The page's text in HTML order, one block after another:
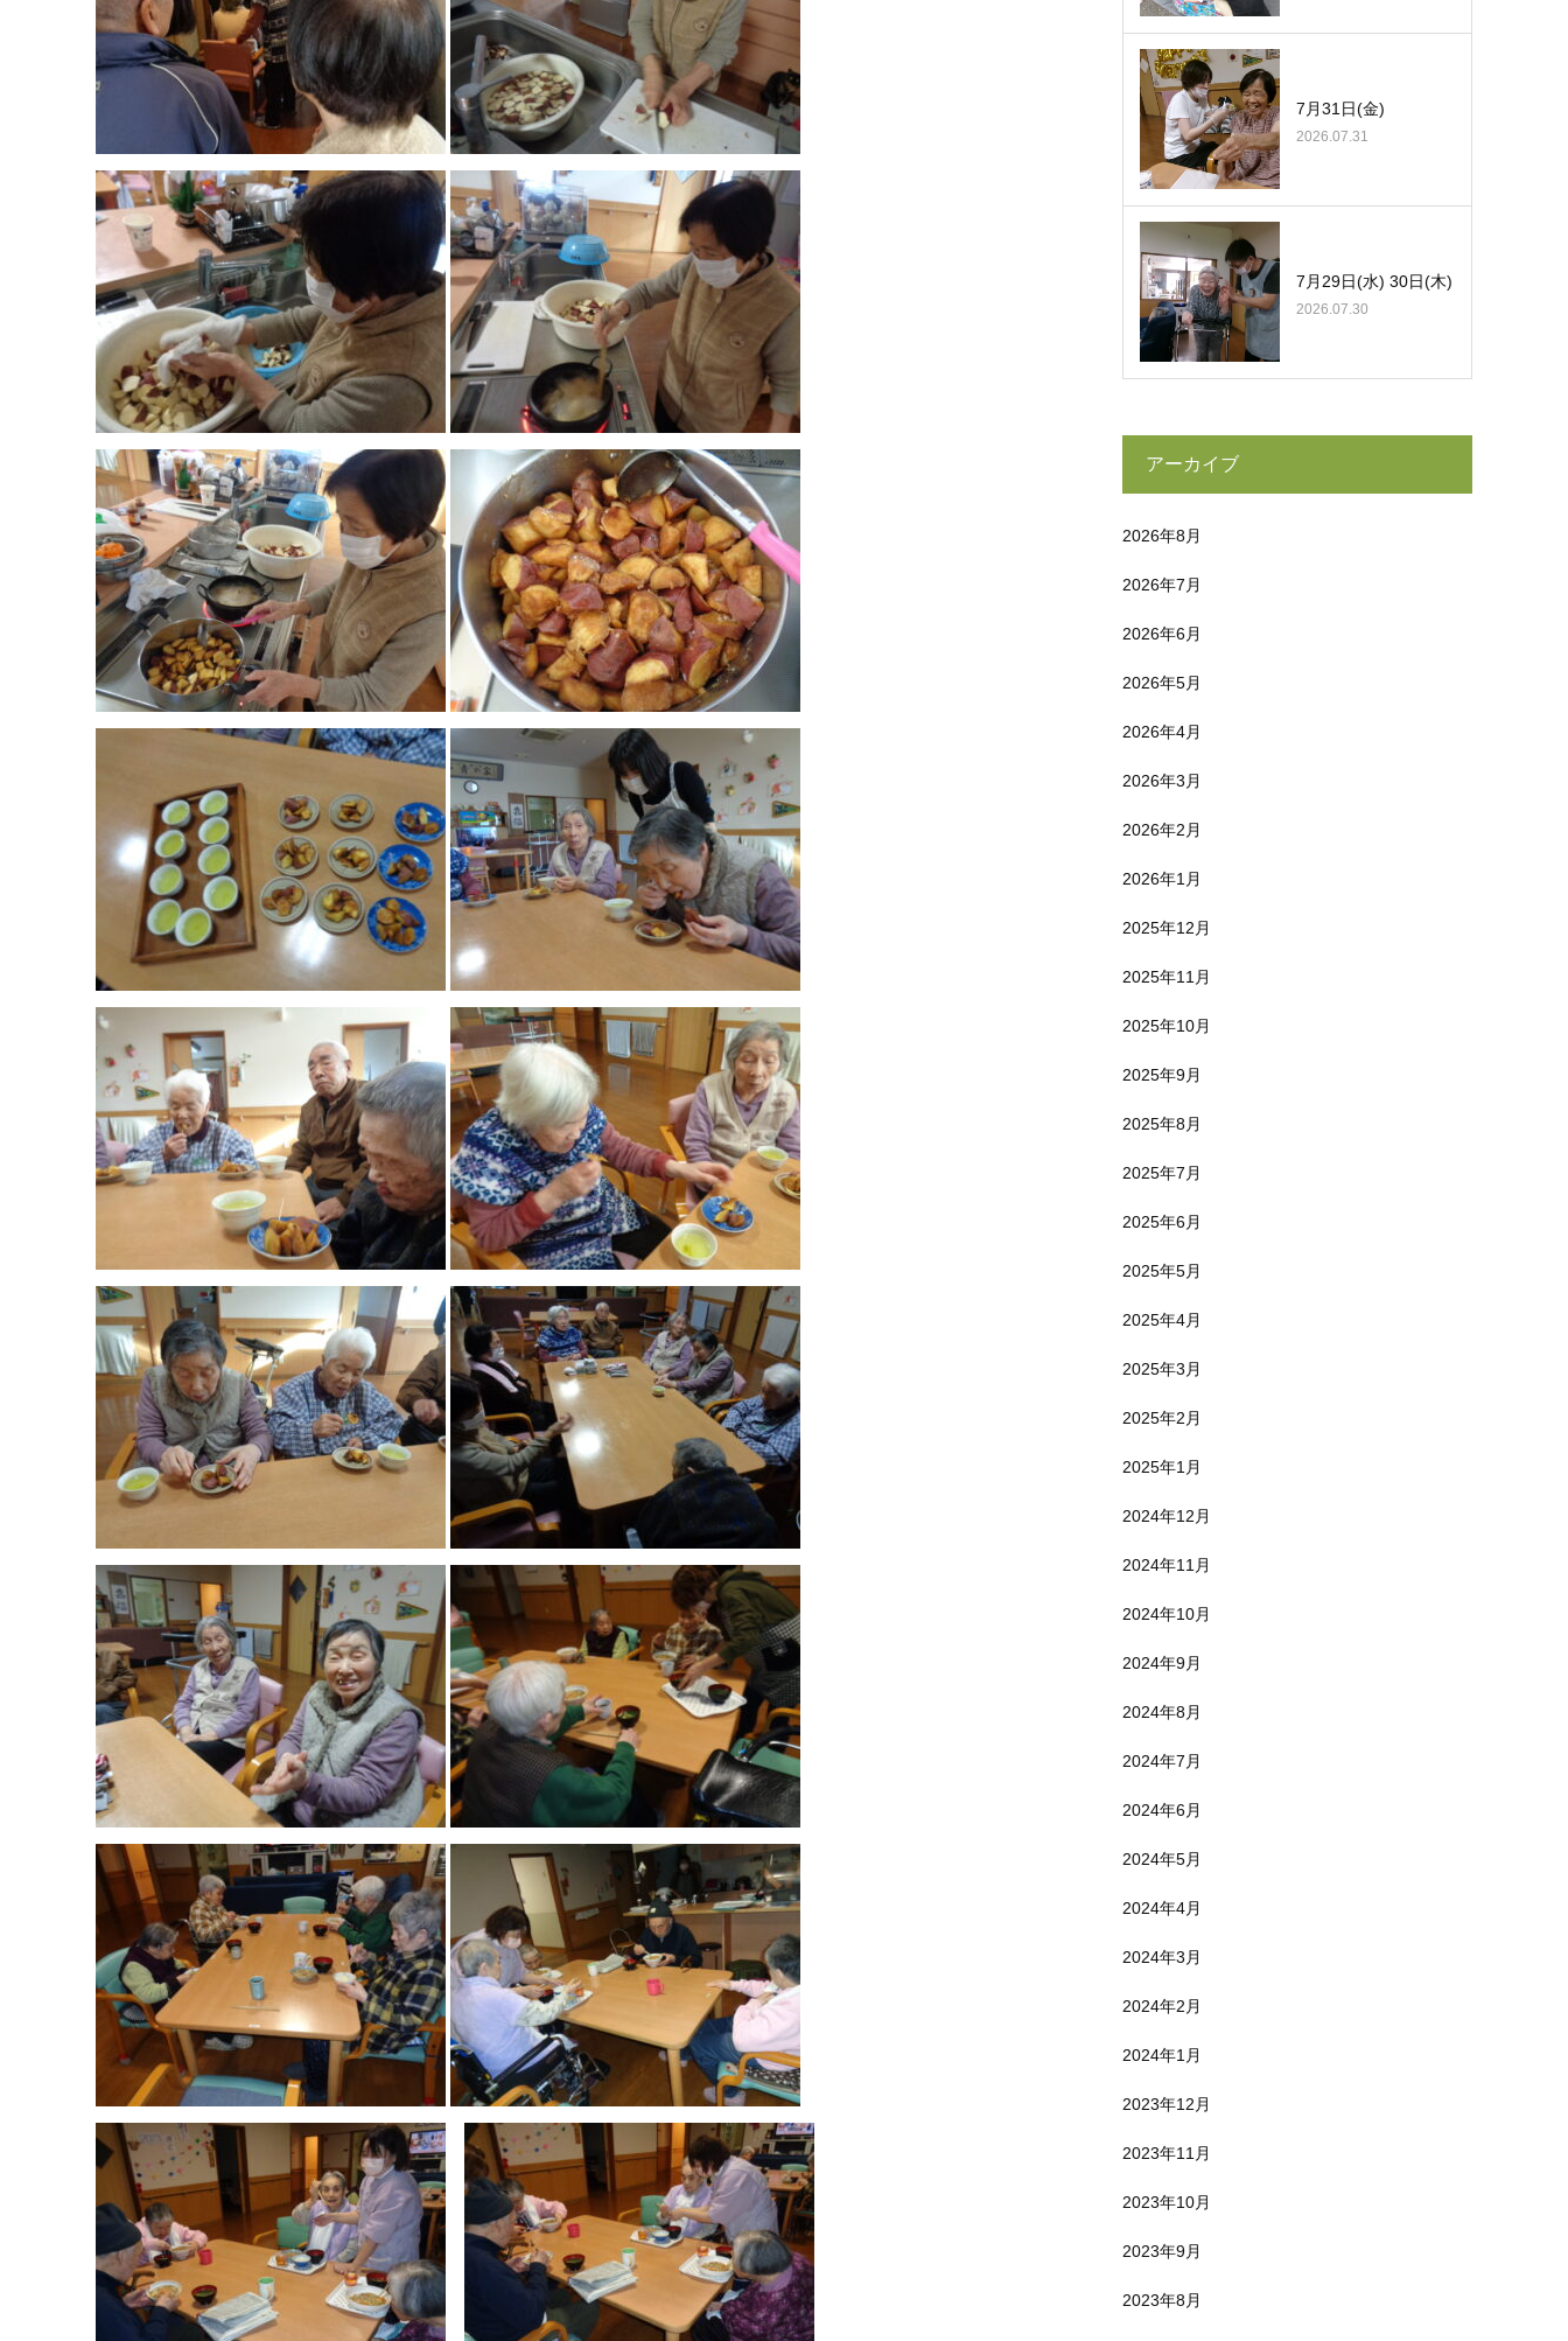
7月31日(金)
2026.07.31
7月29日(水) 30日(木)
2026.07.30
アーカイブ
2026年8月
2026年7月
2026年6月
2026年5月
2026年4月
2026年3月
2026年2月
2026年1月
2025年12月
2025年11月
2025年10月
2025年9月
2025年8月
2025年7月
2025年6月
2025年5月
2025年4月
2025年3月
2025年2月
2025年1月
2024年12月
2024年11月
2024年10月
2024年9月
2024年8月
2024年7月
2024年6月
2024年5月
2024年4月
2024年3月
2024年2月
2024年1月
2023年12月
2023年11月
2023年10月
2023年9月
2023年8月